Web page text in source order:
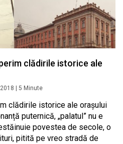
clădirile istorice ale
5 Minute
clădirile istorice ale orașului
puternică, „palatul” nu e
povestea de secole, o
pitită pe vreo stradă de